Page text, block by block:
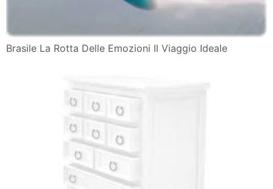
Brasile La Rotta Delle Emozioni Il Viaggio Ideale